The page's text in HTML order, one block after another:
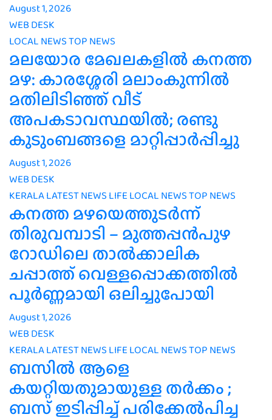
August 1, 2026
WEB DESK
LOCAL NEWSTOP NEWS
മലയോര മേഖലകളിൽ കനത്ത
മഴ: കാരശ്ശേരി മലാംകുന്നിൽ
മതിലിടിഞ്ഞ് വീട്
അപകടാവസ്ഥയിൽ; രണ്ടു
കുടുംബങ്ങളെ മാറ്റിപ്പാർപ്പിച്ചു
August 1, 2026
WEB DESK
KERALALATEST NEWS LIFE LOCAL NEWSTOP NEWS
കനത്ത മഴയെത്തുടർന്ന്
തിരുവമ്പാടി – മുത്തപ്പൻപുഴ
റോഡിലെ താൽക്കാലിക
ചപ്പാത്ത് വെള്ളപ്പൊക്കത്തിൽ
പൂർണ്ണമായി ഒലിച്ചുപോയി
August 1, 2026
WEB DESK
KERALALATEST NEWS LIFE LOCAL NEWSTOP NEWS
ബസിൽ ആളെ
കയറ്റിയതുമായുള്ള തർക്കം ;
ബസ് ഇടിപ്പിച്ച് പരിക്കേൽപിച്ച